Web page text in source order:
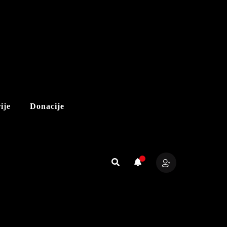
Donacije